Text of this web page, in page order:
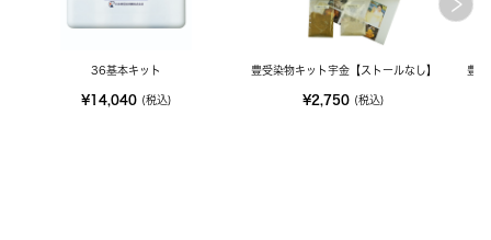
36基本キット
¥14,040 (税込)
豊受染物キット宇金【ストールなし】
¥2,750 (税込)
豊